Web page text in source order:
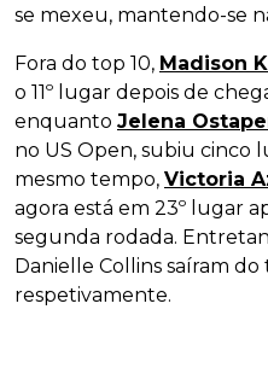
se mexeu, mantendo-se
Fora do top 10, Madison
o 11º lugar depois de
enquanto Jelena
no US Open, subiu cinco
mesmo tempo, Victoria
agora está em 23º lugar
segunda rodada.
Danielle Collins saíram
respetivamente.